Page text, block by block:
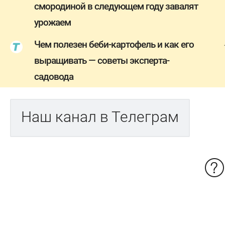
смородиной в следующем году завалят
урожаем
Чем полезен беби-картофель и как его
выращивать — советы эксперта-
садовода
Наш канал в Телеграм